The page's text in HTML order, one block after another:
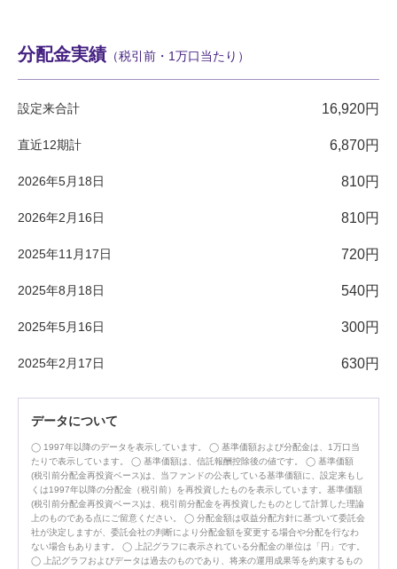
分配金実績（税引前・1万口当たり）
設定来合計 16,920円
直近12期計 6,870円
2026年5月18日 810円
2026年2月16日 810円
2025年11月17日 720円
2025年8月18日 540円
2025年5月16日 300円
2025年2月17日 630円
データについて
1997年以降のデータを表示しています。
基準価額および分配金は、1万口当
たりで表示しています。
基準価額は、信託報酬控除後の値です。
基準価額
(税引前分配金再投資ベース)は、当ファンドの公表している基準価額に、設定来もし
くは1997年以降の分配金（税引前）を再投資したものを表示しています。基準価額
(税引前分配金再投資ベース)は、税引前分配金を再投資したものとして計算した理論
上のものである点にご留意ください。
分配金額は収益分配方針に基づいて委託会
社が決定しますが、委託会社の判断により分配金額を変更する場合や分配を行なわ
ない場合もあります。
上記グラフに表示されている分配金の単位は「円」です。
上記グラフおよびデータは過去のものであり、将来の運用成果等を約束するもの